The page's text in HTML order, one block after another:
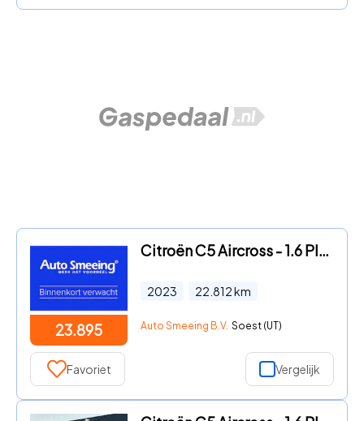
23.895
Citroën C5 Aircross - 1.6 Plug-in Hybrid 225 Shine | Stoelverwarming | Navigatie |
2023 22.812km
Auto Smeeing B.V. Soest (UT)
Favoriet Vergelijk